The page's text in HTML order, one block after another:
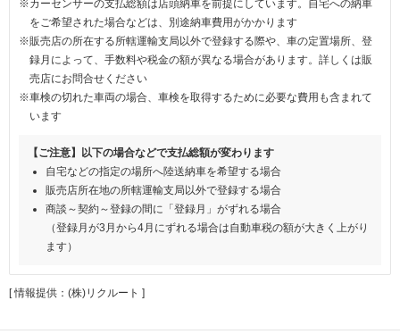
※カーセンサーの支払総額は店頭納車を前提にしています。自宅への納車
をご希望された場合などは、別途納車費用がかかります
※販売店の所在する所轄運輸支局以外で登録する際や、車の定置場所、登
録月によって、手数料や税金の額が異なる場合があります。詳しくは販
売店にお問合せください
※車検の切れた車両の場合、車検を取得するために必要な費用も含まれて
います
【ご注意】以下の場合などで支払総額が変わります
自宅などの指定の場所へ陸送納車を希望する場合
販売店所在地の所轄運輸支局以外で登録する場合
商談～契約～登録の間に「登録月」がずれる場合
（登録月が3月から4月にずれる場合は自動車税の額が大きく上がり
ます）
[ 情報提供：(株)リクルート ]